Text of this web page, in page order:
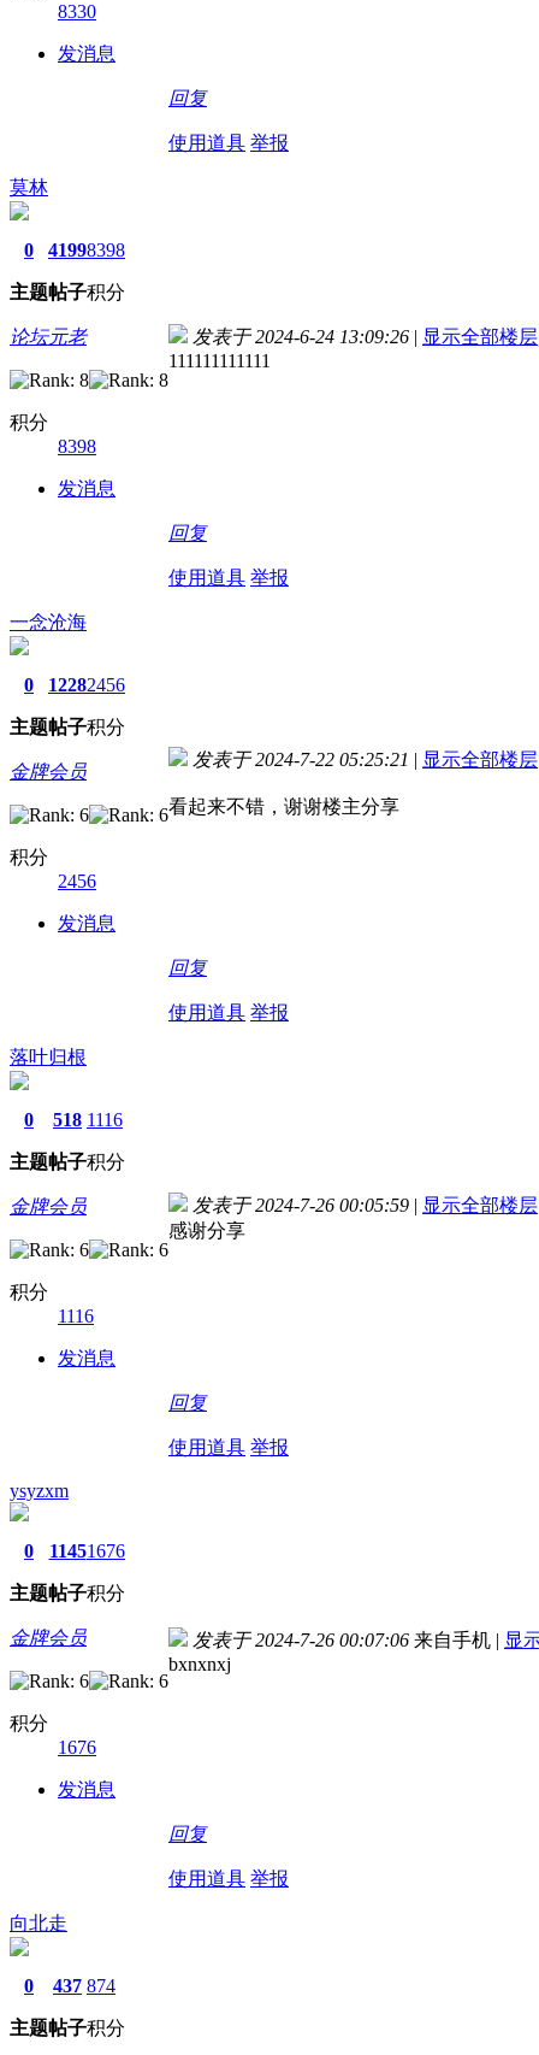
8330
发消息
回复
使用道具 举报
莫林
0
主题
4199
帖子
8398
积分
论坛元老
积分
8398
发消息
发表于 2024-6-24 13:09:26 | 显示全部楼层
111111111111
回复
使用道具 举报
一念沧海
0
主题
1228
帖子
2456
积分
金牌会员
积分
2456
发消息
发表于 2024-7-22 05:25:21 | 显示全部楼层
看起来不错，谢谢楼主分享
回复
使用道具 举报
落叶归根
0
主题
518
帖子
1116
积分
金牌会员
积分
1116
发消息
发表于 2024-7-26 00:05:59 | 显示全部楼层
感谢分享
回复
使用道具 举报
ysyzxm
0
主题
1145
帖子
1676
积分
金牌会员
积分
1676
发消息
发表于 2024-7-26 00:07:06 来自手机 | 显
bxnxnxj
回复
使用道具 举报
向北走
0
主题
437
帖子
874
积分